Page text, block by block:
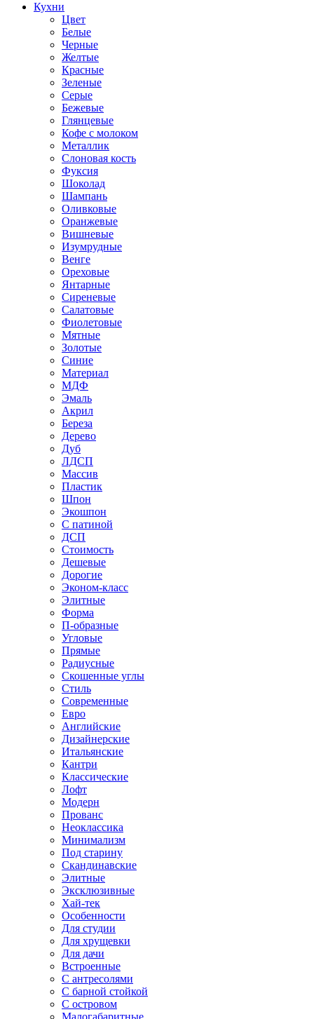
Кухни
Цвет
Белые
Черные
Желтые
Красные
Зеленые
Серые
Бежевые
Глянцевые
Кофе с молоком
Металлик
Слоновая кость
Фуксия
Шоколад
Шампань
Оливковые
Оранжевые
Вишневые
Изумрудные
Венге
Ореховые
Янтарные
Сиреневые
Салатовые
Фиолетовые
Мятные
Золотые
Синие
Материал
МДФ
Эмаль
Акрил
Береза
Дерево
Дуб
ЛДСП
Массив
Пластик
Шпон
Экошпон
С патиной
ДСП
Стоимость
Дешевые
Дорогие
Эконом-класс
Элитные
Форма
П-образные
Угловые
Прямые
Радиусные
Скошенные углы
Стиль
Современные
Евро
Английские
Дизайнерские
Итальянские
Кантри
Классические
Лофт
Модерн
Прованс
Неоклассика
Минимализм
Под старину
Скандинавские
Элитные
Эксклюзивные
Хай-тек
Особенности
Для студии
Для хрущевки
Для дачи
Встроенные
С антресолями
С барной стойкой
С островом
Малогабаритные